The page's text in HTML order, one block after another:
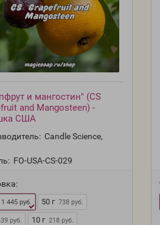
и мангостин" (CS
and Mangosteen) -
США
Candle Science,
FO-USA-CS-029
1 445 руб. 50 г 738 руб.
руб. 10 г 218 руб.